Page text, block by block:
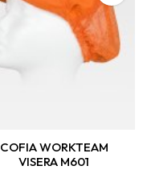
COFIA WORKTEAM
VISERA M601